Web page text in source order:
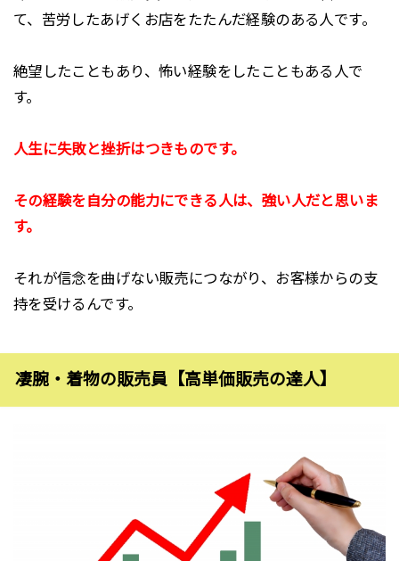
て、苦労したあげくお店をたたんだ経験のある人です。
絶望したこともあり、怖い経験をしたこともある人で
す。
人生に失敗と挫折はつきものです。
その経験を自分の能力にできる人は、強い人だと思いま
す。
それが信念を曲げない販売につながり、お客様からの支
持を受けるんです。
凄腕・着物の販売員【高単価販売の達人】